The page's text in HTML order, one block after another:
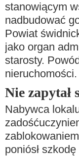
stanowiącym
nadbudować
Powiat
jako organ
starosty.
nieruchomości.
Nie zapytał
Nabywca
poniósł